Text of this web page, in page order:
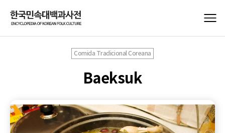
Comida Tradicional Coreana
Baeksuk